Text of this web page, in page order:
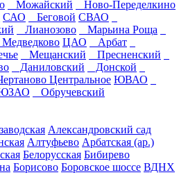
Можайский
Ново-Переделкино
САО Беговой СВАО
Лианозово
Марьина Роща
ЦАО
Арбат
Мещанский
Пресненский
Даниловский
Донской
Центральное ЮВАО
Обручевский
Александровский сад
Алтуфьево Арбатская (ар.)
Белорусская Бибирево
Борисово Боровское шоссе ВДНХ